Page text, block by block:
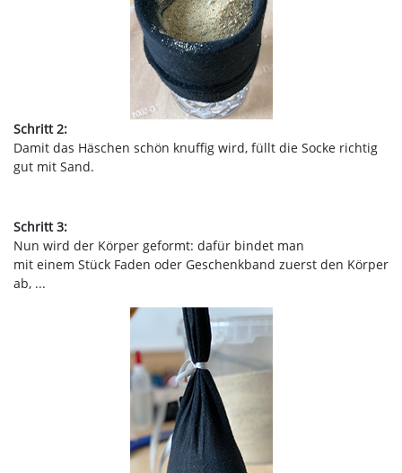
Schritt 2:
Damit das Häschen schön knuffig wird, füllt die Socke richtig
gut mit Sand.
Schritt 3:
Nun wird der Körper geformt: dafür bindet man
mit einem Stück Faden oder Geschenkband zuerst den Körper
ab, ...